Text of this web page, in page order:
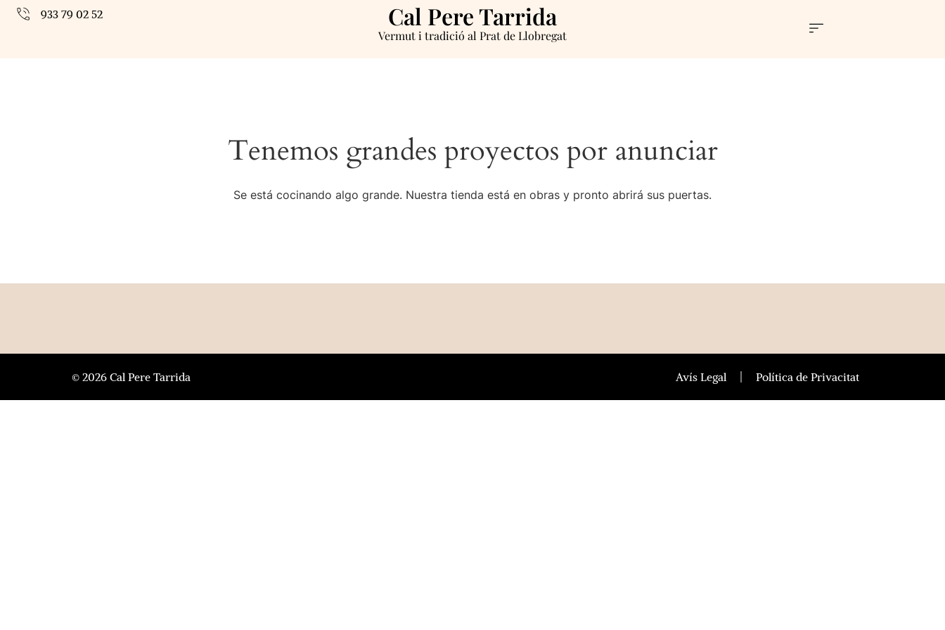
933 79 02 52 Cal Pere Tarrida
Vermut i tradició al Prat de Llobregat
Tenemos grandes proyectos por anunciar
Se está cocinando algo grande. Nuestra tienda está en obras y pronto abrirá sus puertas.
© 2026 Cal Pere Tarrida Avís Legal Política de Privacitat